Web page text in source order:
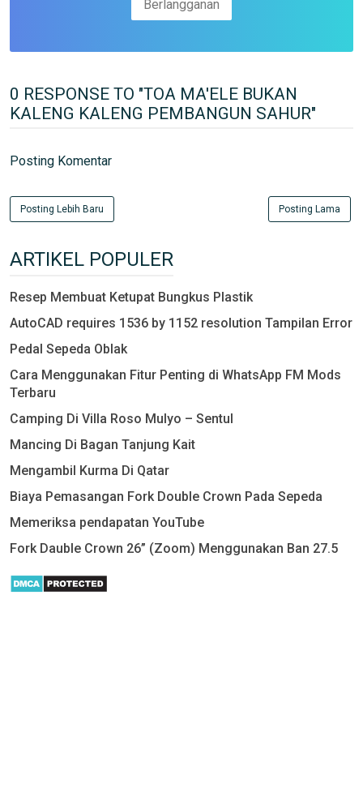
0 RESPONSE TO "TOA MA'ELE BUKAN
KALENG KALENG PEMBANGUN SAHUR"
Posting Komentar
Posting Lebih Baru Posting Lama
ARTIKEL POPULER
Resep Membuat Ketupat Bungkus Plastik
AutoCAD requires 1536 by 1152 resolution Tampilan Error
Pedal Sepeda Oblak
Cara Menggunakan Fitur Penting di WhatsApp FM Mods
Terbaru
Camping Di Villa Roso Mulyo – Sentul
Mancing Di Bagan Tanjung Kait
Mengambil Kurma Di Qatar
Biaya Pemasangan Fork Double Crown Pada Sepeda
Memeriksa pendapatan YouTube
Fork Dauble Crown 26” (Zoom) Menggunakan Ban 27.5